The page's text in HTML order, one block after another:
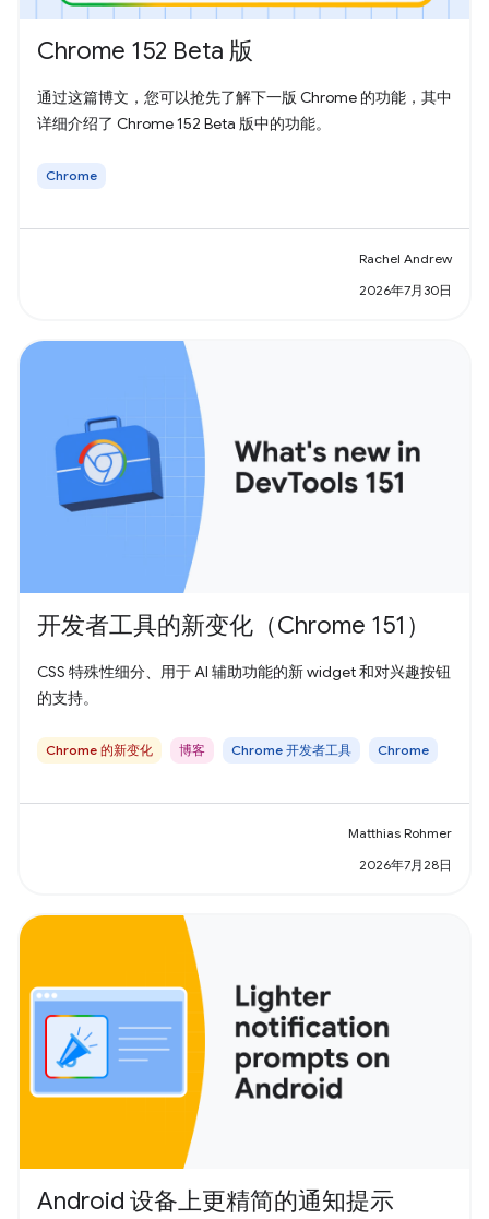
Chrome 152 Beta 版
通过这篇博文，您可以抢先了解下一版 Chrome 的功能，其中
详细介绍了 Chrome 152 Beta 版中的功能。
Chrome
Rachel Andrew
2026年7月30日
开发者工具的新变化（Chrome 151）
CSS 特殊性细分、用于 AI 辅助功能的新 widget 和对兴趣按钮
的支持。
Chrome 的新变化 博客 Chrome 开发者工具 Chrome
Matthias Rohmer
2026年7月28日
Android 设备上更精简的通知提示